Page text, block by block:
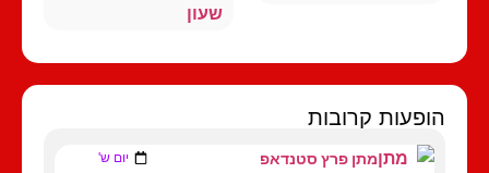
שעון
הופעות קרובות
מתן פרץ סטנדאפ יום ש'